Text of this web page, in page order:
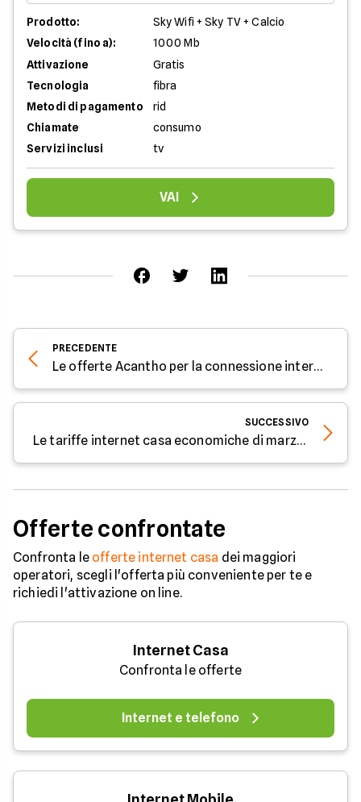
Prodotto:
Sky Wifi + Sky TV + Calcio
Velocità (fino a):
1000 Mb
Attivazione
Gratis
Tecnologia
fibra
Metodi di pagamento
rid
Chiamate
consumo
Servizi inclusi
tv
VAI
PRECEDENTE
Le offerte Acantho per la connessione internet a marzo 2025
SUCCESSIVO
Le tariffe internet casa economiche di marzo 2025
Offerte confrontate
Confronta le offerte internet casa dei maggiori
operatori, scegli l'offerta più conveniente per te e
richiedi l'attivazione on line.
Internet Casa
Confronta le offerte
Internet e telefono